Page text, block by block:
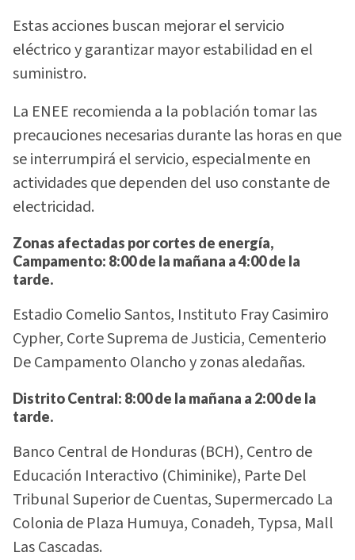
Estas acciones buscan mejorar el servicio
eléctrico y garantizar mayor estabilidad en el
suministro.
La ENEE recomienda a la población tomar las
precauciones necesarias durante las horas en que
se interrumpirá el servicio, especialmente en
actividades que dependen del uso constante de
electricidad.
Zonas afectadas por cortes de energía,
Campamento: 8:00 de la mañana a 4:00 de la
tarde.
Estadio Comelio Santos, Instituto Fray Casimiro
Cypher, Corte Suprema de Justicia, Cementerio
De Campamento Olancho y zonas aledañas.
Distrito Central: 8:00 de la mañana a 2:00 de la
tarde.
Banco Central de Honduras (BCH), Centro de
Educación Interactivo (Chiminike), Parte Del
Tribunal Superior de Cuentas, Supermercado La
Colonia de Plaza Humuya, Conadeh, Typsa, Mall
Las Cascadas.